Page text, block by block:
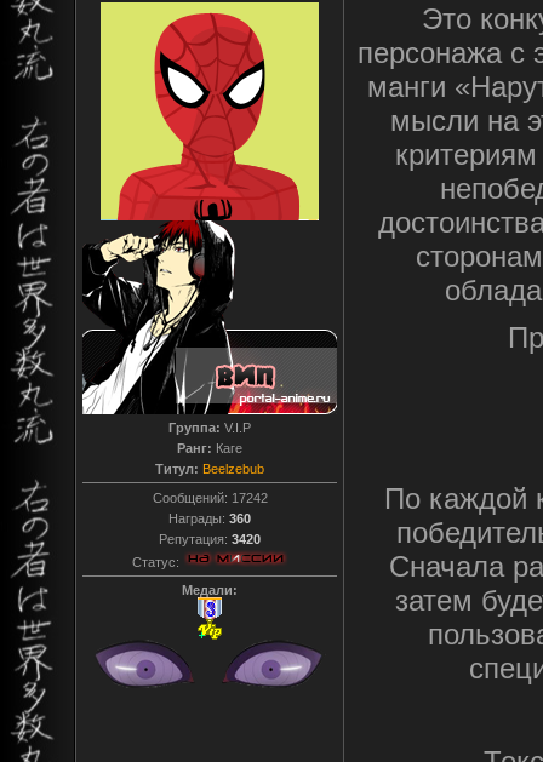
Группа: V.I.P
Ранг: Каге
Титул: Beelzebub
Сообщений: 17242
Награды: 360
Репутация: 3420
Статус:
Медали:
Это
персонажа с
манги
мысли на
По каждой
Сначала
затем